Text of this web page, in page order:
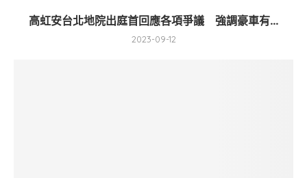
高虹安台北地院出庭首回應各項爭議 強調豪車有...
2023-09-12